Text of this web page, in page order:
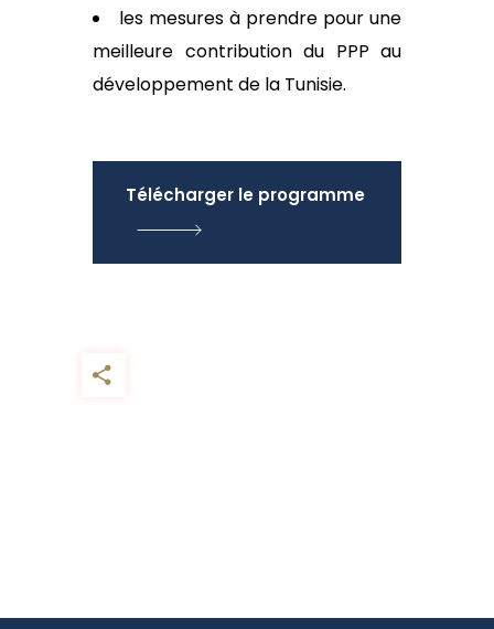
les mesures à prendre pour une
meilleure contribution du PPP au
développement de la Tunisie.
Télécharger le programme